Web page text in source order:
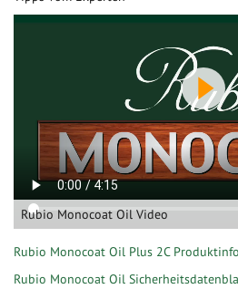
Rubio Monocoat Oil Video
Rubio Monocoat Oil Plus 2C
Rubio Monocoat Oil